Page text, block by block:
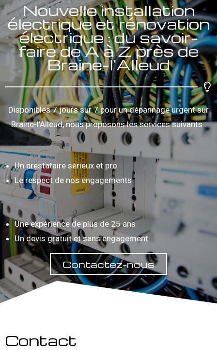
Nouvelle installation
électrique et rénovation
électrique : du savoir-
faire de A à Z près de
Braine-l'Alleud
Disponibles 7 jours sur 7 pour un dépannage urgent sur
Braine-l’Alleud, nous proposons les services suivants :
Un prestataire sérieux et pro
Le respect de nos engagements
Une expérience de plus de 25 ans
Un devis gratuit et sans engagement
Contactez-nous
Contact